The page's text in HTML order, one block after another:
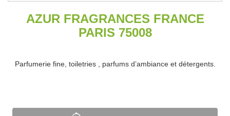
AZUR FRAGRANCES FRANCE
PARIS 75008
Parfumerie fine, toiletries , parfums d’ambiance et détergents.